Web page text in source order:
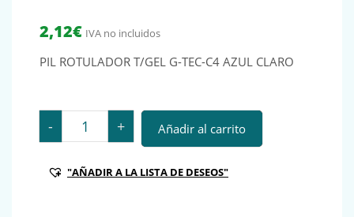
2,12€ IVA no incluidos
PIL ROTULADOR T/GEL G-TEC-C4 AZUL CLARO
- PIL ROTULADOR T/GEL G-TEC-C4 AZUL CLARO Ref.:
+ Añadir al carrito
"AÑADIR A LA LISTA DE DESEOS"